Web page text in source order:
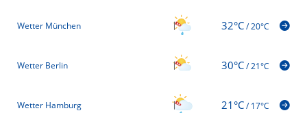
Wetter München 32°C/20°C
Wetter Berlin 30°C/21°C
Wetter Hamburg 21°C/17°C